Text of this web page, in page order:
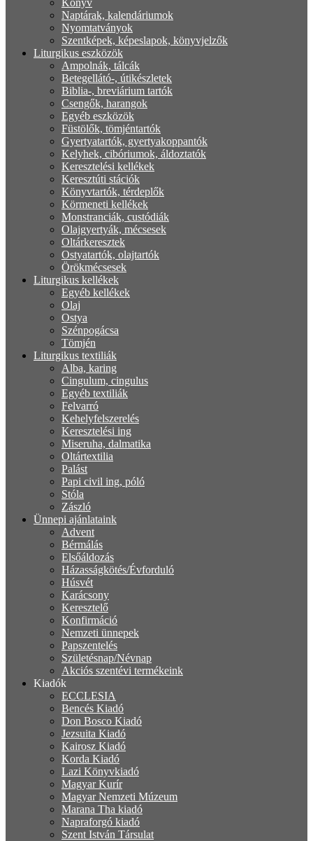
Naptárak, kalendáriumok
Nyomtatványok
Szentképek, képeslapok, könyvjelzők
Liturgikus eszközök
Ampolnák, tálcák
Betegellátó-, útikészletek
Biblia-, breviárium tartók
Csengők, harangok
Egyéb eszközök
Füstölők, tömjéntartók
Gyertyatartók, gyertyakoppantók
Kelyhek, cibóriumok, áldoztatók
Keresztelési kellékek
Keresztúti stációk
Könyvtartók, térdeplők
Körmeneti kellékek
Monstranciák, custódiák
Olajgyertyák, mécsesek
Oltárkeresztek
Ostyatartók, olajtartók
Örökmécsesek
Liturgikus kellékek
Egyéb kellékek
Olaj
Ostya
Szénpogácsa
Tömjén
Liturgikus textiliák
Alba, karing
Cingulum, cingulus
Egyéb textiliák
Felvarró
Kehelyfelszerelés
Keresztelési ing
Miseruha, dalmatika
Oltártextilia
Palást
Papi civil ing, póló
Stóla
Zászló
Ünnepi ajánlataink
Advent
Bérmálás
Elsőáldozás
Házasságkötés/Évforduló
Húsvét
Karácsony
Keresztelő
Konfirmáció
Nemzeti ünnepek
Papszentelés
Születésnap/Névnap
Akciós szentévi termékeink
Kiadók
ECCLESIA
Bencés Kiadó
Don Bosco Kiadó
Jezsuita Kiadó
Kairosz Kiadó
Korda Kiadó
Lazi Könyvkiadó
Magyar Kurír
Magyar Nemzeti Múzeum
Marana Tha kiadó
Napraforgó kiadó
Szent István Társulat